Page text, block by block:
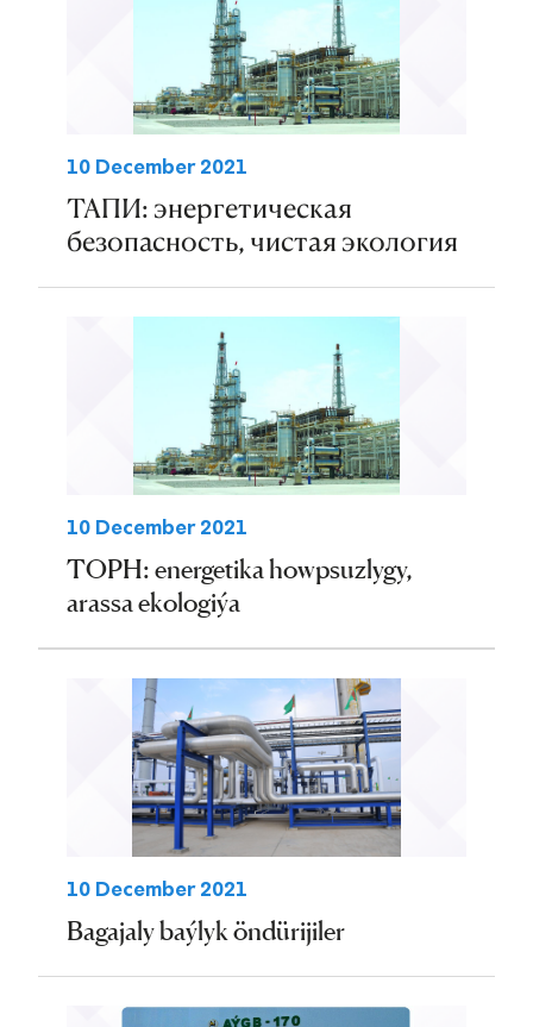
10 December 2021
ТАПИ: энергетическая
безопасность, чистая экология
10 December 2021
TOPH: energetika howpsuzlygy,
arassa ekologiýa
10 December 2021
Bagajaly baýlyk öndürijiler